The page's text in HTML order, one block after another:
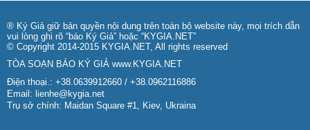
® Ký Giả giữ bản quyền nội dung trên toàn bộ website này, mọi trích dẫn
vui lòng ghi rõ “báo Ký Giả” hoặc “KYGIA.NET”
© Copyright 2014-2015 KYGIA.NET, All rights reserved
TÒA SOẠN BÁO KÝ GIẢ www.KYGIA.NET
Điện thoại.: +38.0639912660 / +38.0962116886
Email: lienhe@kygia.net
Trụ sở chính: Maidan Square #1, Kiev, Ukraina